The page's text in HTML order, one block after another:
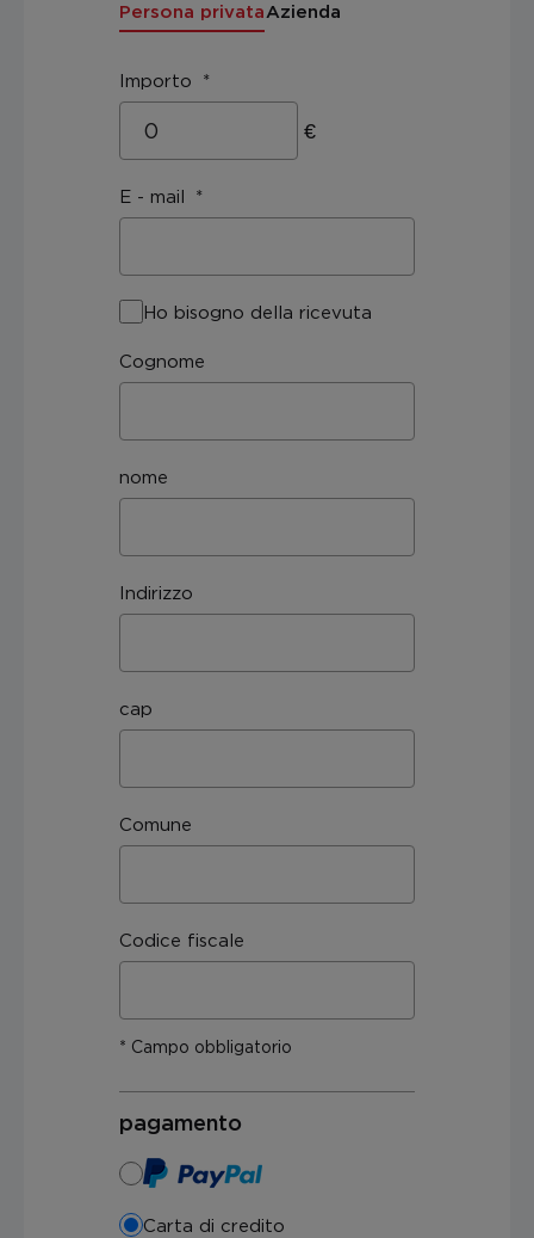
Persona privataAzienda
Importo
€
E - mail
Ho bisogno della ricevuta
Cognome
nome
Indirizzo
cap
Comune
Codice fiscale
* Campo obbligatorio
pagamento
Carta di credito